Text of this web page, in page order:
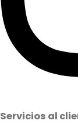
Servicios al